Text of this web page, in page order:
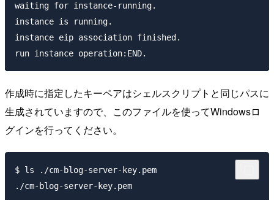
waiting for instance-running.
instance is running.
instance eip association finished.
作成時に指定したキーペアはシェルスクリプトと同じパスに
生成されていますので、このファイルを使ってWindowsロ
グインを行ってください。
$ ls ./cm-blog-server-key.pem